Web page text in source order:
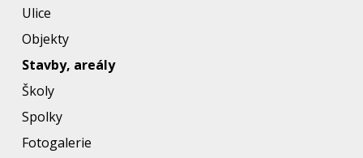
Ulice
Objekty
Stavby, areály
Školy
Spolky
Fotogalerie